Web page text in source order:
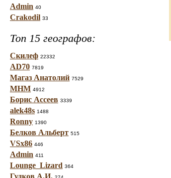
Admin 40
Crakodil 33
Топ 15 географов:
Скилеф 22332
AD70 7819
Магаз Анатолий 7529
МНМ 4912
Борис Ассеев 3339
alek48s 1488
Ronny 1390
Белков Альберт 515
VSx86 446
Admin 411
Lounge_Lizard 364
Гудков А.И.